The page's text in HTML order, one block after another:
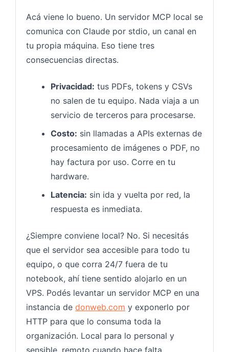
Acá viene lo bueno. Un servidor MCP local se
comunica con Claude por stdio, un canal en
tu propia máquina. Eso tiene tres
consecuencias directas.
Privacidad: tus PDFs, tokens y CSVs
no salen de tu equipo. Nada viaja a un
servicio de terceros para procesarse.
Costo: sin llamadas a APIs externas de
procesamiento de imágenes o PDF, no
hay factura por uso. Corre en tu
hardware.
Latencia: sin ida y vuelta por red, la
respuesta es inmediata.
¿Siempre conviene local? No. Si necesitás
que el servidor sea accesible para todo tu
equipo, o que corra 24/7 fuera de tu
notebook, ahí tiene sentido alojarlo en un
VPS. Podés levantar un servidor MCP en una
instancia de donweb.com y exponerlo por
HTTP para que lo consuma toda la
organización. Local para lo personal y
sensible, remoto cuando hace falta